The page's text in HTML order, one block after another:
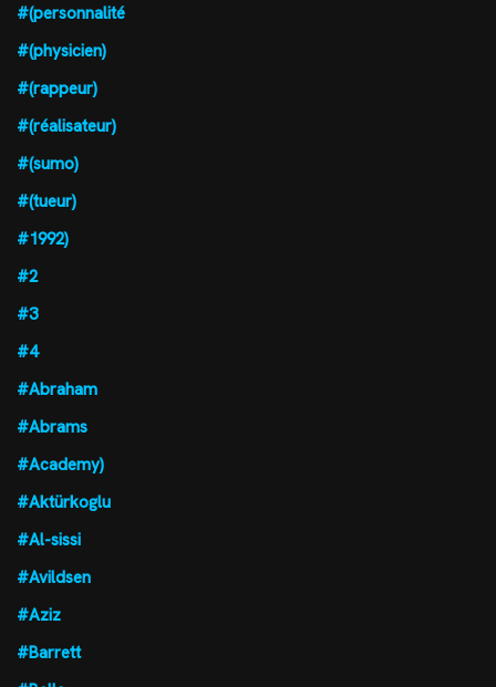
#(personnalité
#(physicien)
#(rappeur)
#(réalisateur)
#(sumo)
#(tueur)
#1992)
#2
#3
#4
#Abraham
#Abrams
#Academy)
#Aktürkoglu
#Al-sissi
#Avildsen
#Aziz
#Barrett